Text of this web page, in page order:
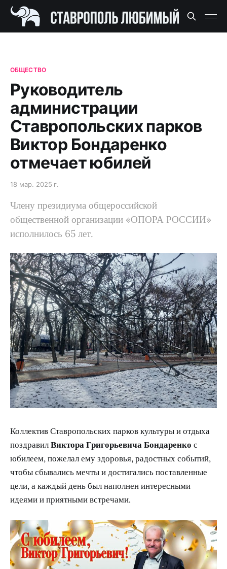
ОБЩЕСТВО
Руководитель
администрации
Ставропольских парков
Виктор Бондаренко
отмечает юбилей
18 мар. 2025 г.
Члену президиума общероссийской
общественной организации «ОПОРА РОССИИ»
исполнилось 65 лет.
Коллектив Ставропольских парков культуры и отдыха
поздравилВиктора Григорьевича Бондаренко с
юбилеем, пожелал ему здоровья, радостных событий,
чтобы сбывались мечты и достигались поставленные
цели, а каждый день был наполнен интересными
идеями и приятными встречами.